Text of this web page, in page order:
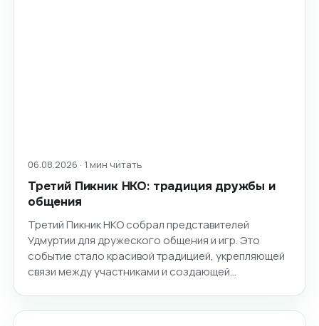
06.08.2026 · 1 мин читать
Третий Пикник НКО: традиция дружбы и
общения
Третий Пикник НКО собрал представителей
Удмуртии для дружеского общения и игр. Это
событие стало красивой традицией, укрепляющей
связи между участниками и создающей…